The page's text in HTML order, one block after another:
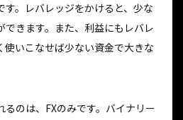
す。レバレッジをかけると、少な
できます。また、利益にもレバレ
使いこなせば少ない資金で大きな
るのは、FXのみです。バイナリー